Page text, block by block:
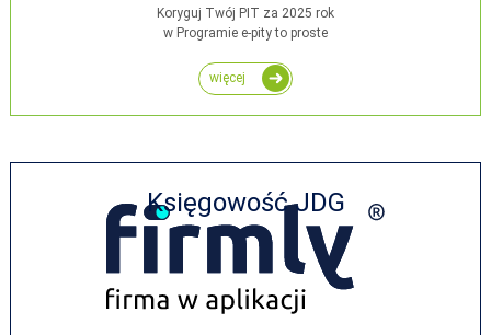
Koryguj Twój PIT za 2025 rok
w Programie e-pity to proste
więcej
Księgowość JDG